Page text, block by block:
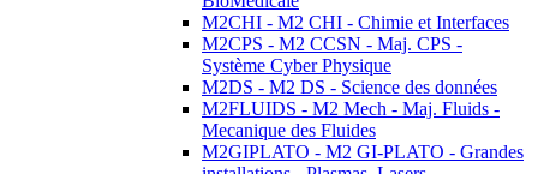
M2CHI - M2 CHI - Chimie et Interfaces
M2CPS - M2 CCSN - Maj. CPS -
Système Cyber Physique
M2DS - M2 DS - Science des données
M2FLUIDS - M2 Mech - Maj. Fluids -
Mecanique des Fluides
M2GIPLATO - M2 GI-PLATO - Grandes